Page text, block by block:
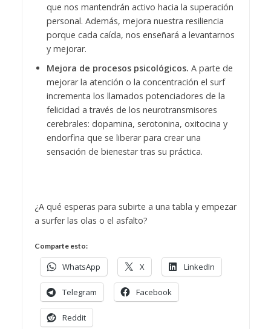
que nos mantendrán activo hacia la superación
personal. Además, mejora nuestra resiliencia
porque cada caída, nos enseñará a levantarnos
y mejorar.
Mejora de procesos psicológicos. A parte de
mejorar la atención o la concentración el surf
incrementa los llamados potenciadores de la
felicidad a través de los neurotransmisores
cerebrales: dopamina, serotonina, oxitocina y
endorfina que se liberar para crear una
sensación de bienestar tras su práctica.
¿A qué esperas para subirte a una tabla y empezar
a surfer las olas o el asfalto?
Comparte esto:
WhatsApp X LinkedIn
Telegram Facebook
Reddit